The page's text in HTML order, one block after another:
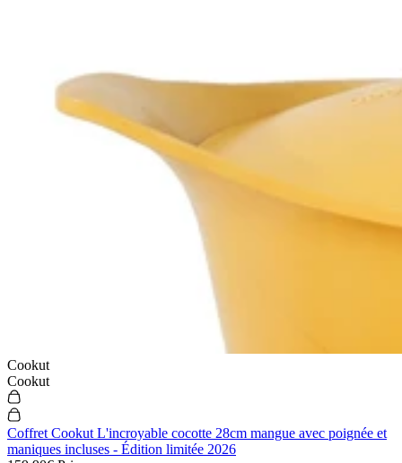
Cookut
Cookut
Coffret Cookut L'incroyable cocotte 28cm mangue avec poignée et
maniques incluses - Édition limitée 2026